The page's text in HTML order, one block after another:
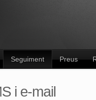
Seguiment Preus
i e-mail